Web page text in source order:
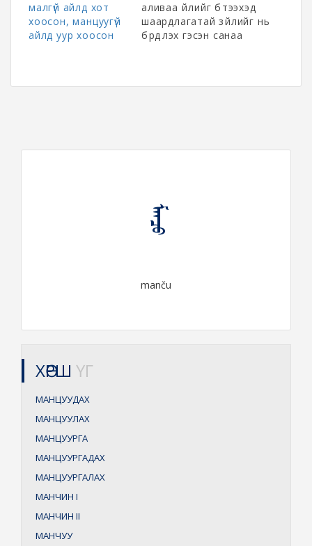
малгүй айлд хот
хоосон, манцуугүй
айлд уур хоосон
аливаа үйлийг бүтээхэд
шаардлагатай зүйлийг нь
бүрдүүлэх гэсэн санаа
ᠮᠠᠨᠴᠤ
manču
ХӨРШ ҮГ
МАНЦУУДАХ
МАНЦУУЛАХ
МАНЦУУРГА
МАНЦУУРГАДАХ
МАНЦУУРГАЛАХ
МАНЧИН I
МАНЧИН II
МАНЧУУ